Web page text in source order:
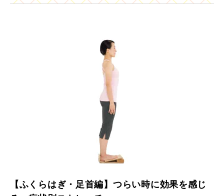
【ふくらはぎ・足首編】つらい時に効果を感じ